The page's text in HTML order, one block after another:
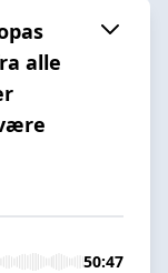
alle
50:47